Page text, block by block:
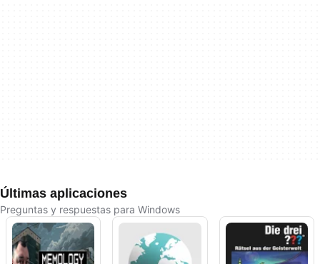
Últimas aplicaciones
Preguntas y respuestas para Windows